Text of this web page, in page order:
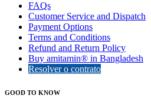
FAQs
Customer Service and Dispatch
Payment Options
Terms and Conditions
Refund and Return Policy
Buy amitamin® in Bangladesh
Resolver o contrato
GOOD TO KNOW